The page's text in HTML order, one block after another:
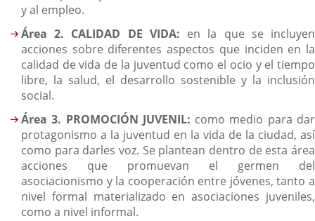
y al empleo.
Área 2. CALIDAD DE VIDA: en la que se incluyen
acciones sobre diferentes aspectos que inciden en la
calidad de vida de la juventud como el ocio y el tiempo
libre, la salud, el desarrollo sostenible y la inclusión
social.
Área 3. PROMOCIÓN JUVENIL: como medio para dar
protagonismo a la juventud en la vida de la ciudad, así
como para darles voz. Se plantean dentro de esta área
acciones que promuevan el germen del
asociacionismo y la cooperación entre jóvenes, tanto a
nivel formal materializado en asociaciones juveniles,
como a nivel informal.